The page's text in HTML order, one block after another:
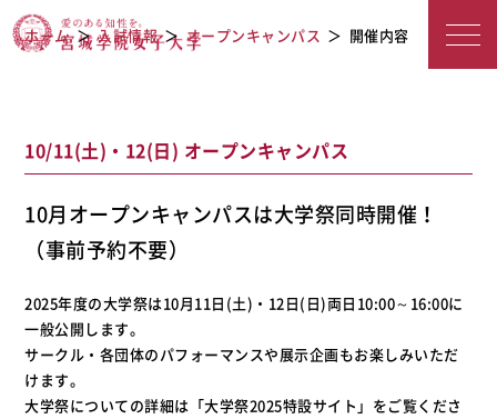
オープンキャンパス
ホーム 入試情報 オープンキャンパス 開催内容
10/11(土)・12(日) オープンキャンパス
10月オープンキャンパスは大学祭同時開催！
（事前予約不要）
2025年度の大学祭は10月11日(土)・12日(日)両日10:00～16:00に
一般公開します。
サークル・各団体のパフォーマンスや展示企画もお楽しみいただ
けます。
大学祭についての詳細は「大学祭2025特設サイト」をご覧くださ